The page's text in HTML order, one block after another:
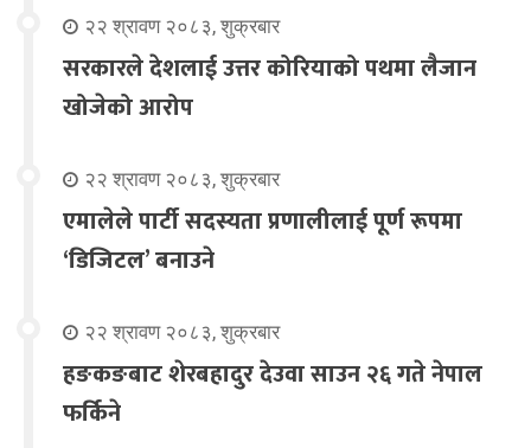
२२ श्रावण २०८३, शुक्रबार
सरकारले देशलाई उत्तर कोरियाको पथमा लैजान
खोजेको आरोप
२२ श्रावण २०८३, शुक्रबार
एमालेले पार्टी सदस्यता प्रणालीलाई पूर्ण रूपमा
‘डिजिटल’ बनाउने
२२ श्रावण २०८३, शुक्रबार
हङकङबाट शेरबहादुर देउवा साउन २६ गते नेपाल
फर्किने